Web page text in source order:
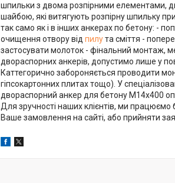
шпильки з двома розпірними елементами,
шайбою, які витягують розпірну шпильку
так само як і в інших анкерах по бетону: -
очищення отвору від пилута сміття -
застосувати молоток - фінальний монтаж,
двораспорних анкерів, допустимо лише у
Каттегорично забороняється проводити
гіпсокартонних плитах тощо). У
двораспорний анкер для бетону М14х400
Для зручності наших клієнтів, ми
Ваше замовлення на сайті, або прийняти